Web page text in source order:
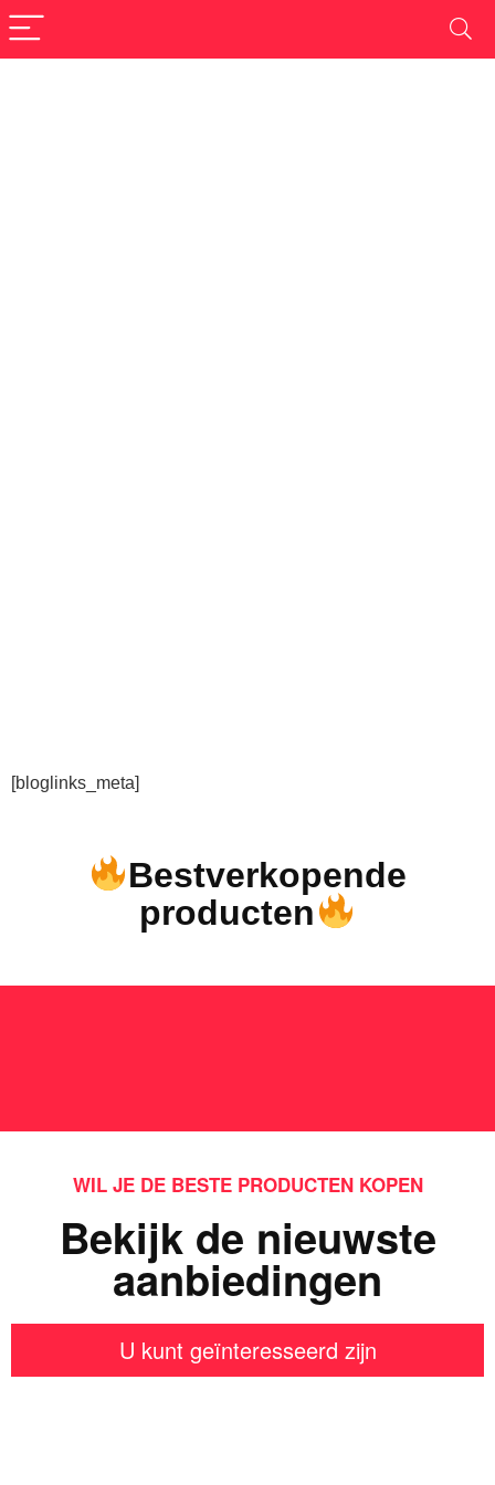
[bloglinks_meta]
Bestverkopende
producten
WIL JE DE BESTE PRODUCTEN KOPEN
Bekijk de nieuwste
aanbiedingen
U kunt geïnteresseerd zijn